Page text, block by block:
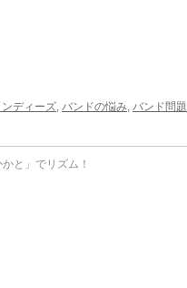
ンディーズ, バンドの悩み, バンド問題
と」でリズム！